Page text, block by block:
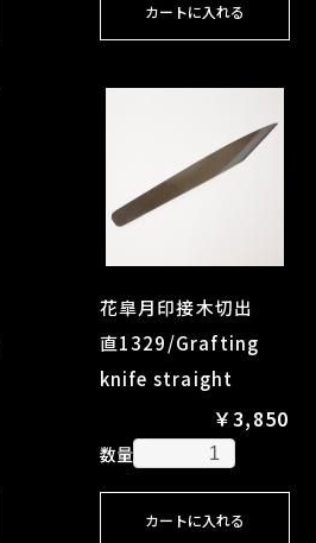
カートに入れる
花皐月印接木切出
直1329/Grafting
knife straight
￥3,850
数量
カートに入れる